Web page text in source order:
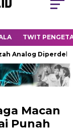
TWIT
Diperdebatkan
Macan
Punah